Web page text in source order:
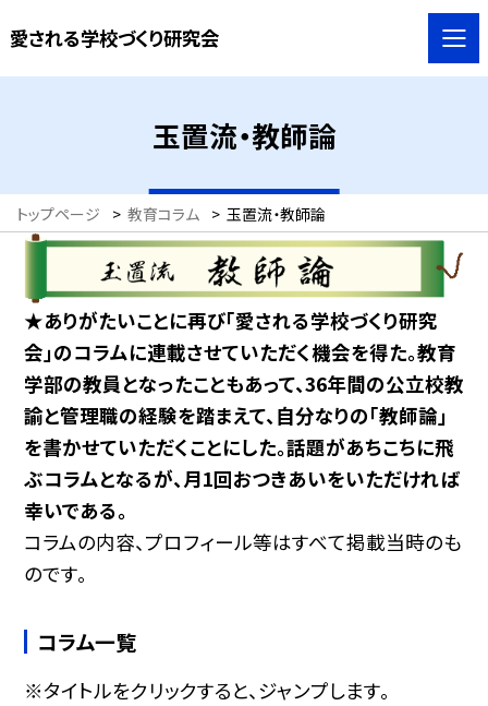
愛される学校づくり研究会
玉置流・教師論
トップページ > 教育コラム > 玉置流・教師論
★ありがたいことに再び「愛される学校づくり研究
会」のコラムに連載させていただく機会を得た。教育
学部の教員となったこともあって、36年間の公立校教
諭と管理職の経験を踏まえて、自分なりの「教師論」
を書かせていただくことにした。話題があちこちに飛
ぶコラムとなるが、月1回おつきあいをいただければ
幸いである。
コラムの内容、プロフィール等はすべて掲載当時のも
のです。
コラム一覧
※タイトルをクリックすると、ジャンプします。